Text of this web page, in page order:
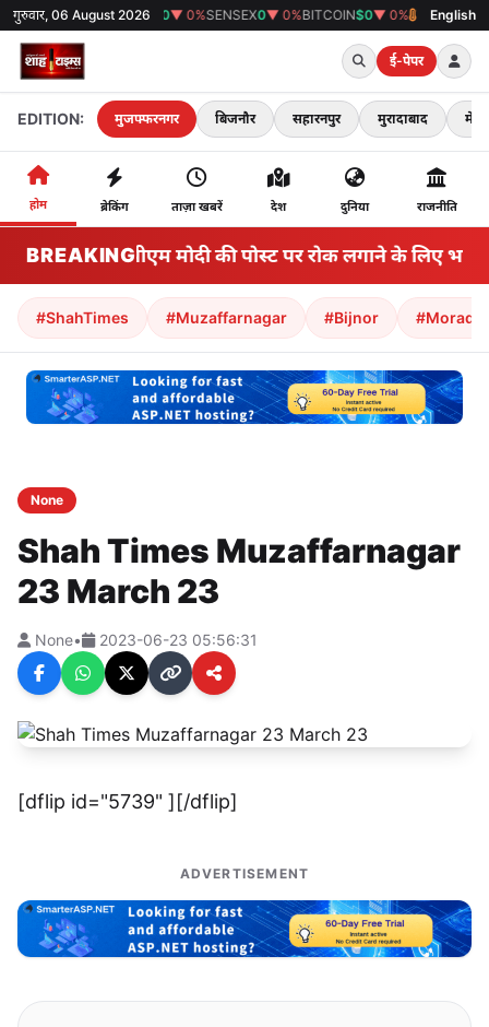
गुरुवार, 06 August 2026
GOLD₹0▼ 0%SENSEX 0▼ 0%BITCOIN $0▼ 0% 38°Cमुजफ्फरनगरEnglish
ई-पेपर
EDITION: मुजफ्फरनगर बिजनौर सहारनपुर मुरादाबाद मेरठ
होम ब्रेकिंग ताज़ा खबरें देश दुनिया राजनीति
BREAKING
मेटा ने पीएम मोदी की पोस्ट पर रोक लगाने के लिए भारत
#ShahTimes #Muzaffarnagar #Bijnor
None
Shah Times Muzaffarnagar
23 March 23
None• 2023-06-23 05:56:31
[dflip id="5739" ][/dflip]
ADVERTISEMENT